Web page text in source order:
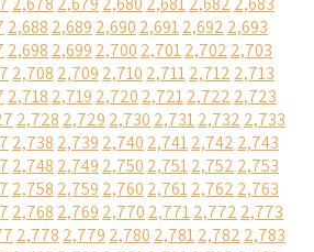
2,688 2,689 2,690 2,6912,692 2,693
2,698 2,699 2,700 2,7012,702 2,703
2,708 2,709 2,710 2,7112,712 2,713
2,718 2,719 2,720 2,7212,722 2,723
2,728 2,729 2,730 2,7312,732 2,733
2,738 2,739 2,740 2,7412,742 2,743
2,748 2,749 2,750 2,7512,752 2,753
2,758 2,759 2,760 2,7612,762 2,763
2,768 2,769 2,770 2,7712,772 2,773
2,778 2,779 2,780 2,7812,782 2,783